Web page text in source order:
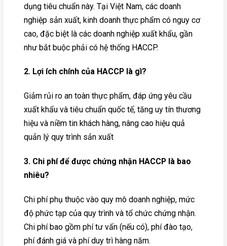
dụng tiêu chuẩn này. Tại Việt Nam, các doanh
nghiệp sản xuất, kinh doanh thực phẩm có nguy cơ
cao, đặc biệt là các doanh nghiệp xuất khẩu, gần
như bắt buộc phải có hệ thống HACCP.
2. Lợi ích chính của HACCP là gì?
Giảm rủi ro an toàn thực phẩm, đáp ứng yêu cầu
xuất khẩu và tiêu chuẩn quốc tế, tăng uy tín thương
hiệu và niềm tin khách hàng, nâng cao hiệu quả
quản lý quy trình sản xuất
3. Chi phí để được chứng nhận HACCP là bao
nhiêu?
Chi phí phụ thuộc vào quy mô doanh nghiệp, mức
độ phức tạp của quy trình và tổ chức chứng nhận.
Chi phí bao gồm phí tư vấn (nếu có), phí đào tạo,
phí đánh giá và phí duy trì hàng năm.